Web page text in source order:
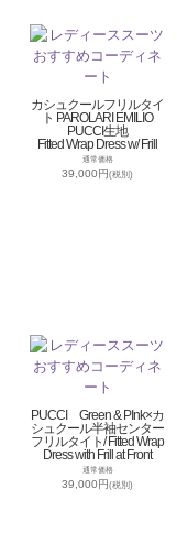
カシュクールフリルタイ
ト PAROLARI EMILIO
PUCCI生地
Fitted Wrap Dress w/ Frill
通常価格
39,000円(税別)
PUCCI Green & PInk×カ
シュクール半袖センター
フリルタイト/ Fitted Wrap
Dress with Frill at Front
通常価格
39,000円(税別)